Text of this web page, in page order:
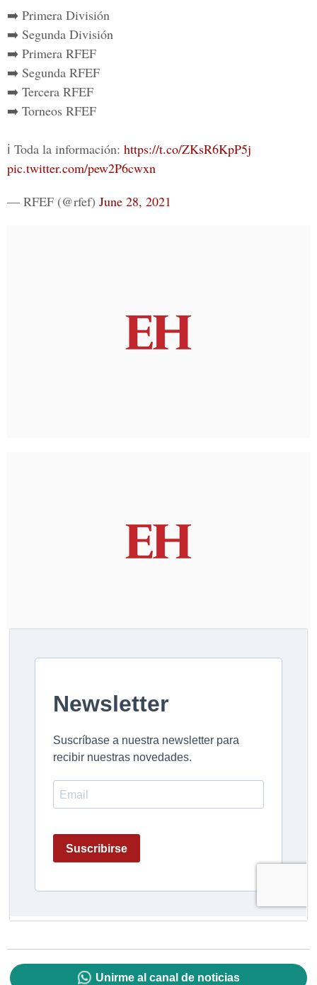
➡️ Primera División
➡️ Segunda División
➡️ Primera RFEF
➡️ Segunda RFEF
➡️ Tercera RFEF
➡️ Torneos RFEF
ℹ️ Toda la información: https://t.co/ZKsR6KpP5j
pic.twitter.com/pew2P6cwxn
— RFEF (@rfef) June 28, 2021
Unirme al canal de noticias